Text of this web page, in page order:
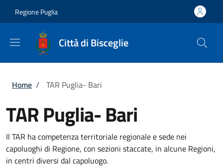
Regione Puglia
Città di Bisceglie
Briciole di pane
Home / TAR Puglia- Bari
TAR Puglia- Bari
Il TAR ha competenza territoriale regionale e sede nei
capoluoghi di Regione, con sezioni staccate, in alcune Regioni,
in centri diversi dal capoluogo.